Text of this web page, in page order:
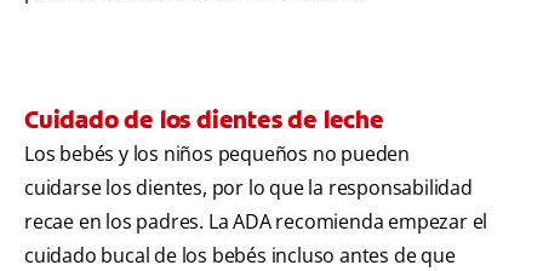
Cuidado de los dientes de leche
Los bebés y los niños pequeños no pueden
cuidarse los dientes, por lo que la responsabilidad
recae en los padres. La ADA recomienda empezar el
cuidado bucal de los bebés incluso antes de que